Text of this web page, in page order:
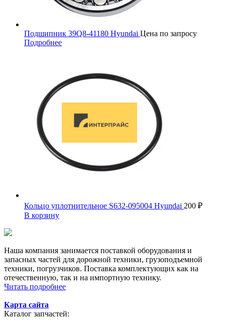
Подшипник 39Q8-41180 Hyundai Цена по запросу
Подробнее
Кольцо уплотнительное S632-095004 Hyundai 200 ₽
В корзину
Наша компания занимается поставкой оборудования и
запасных частей для дорожной техники, грузоподъемной
техники, погрузчиков. Поставка комплектующих как на
отечественную, так и на импортную технику.
Читать подробнее
Карта сайта
Каталог запчастей: